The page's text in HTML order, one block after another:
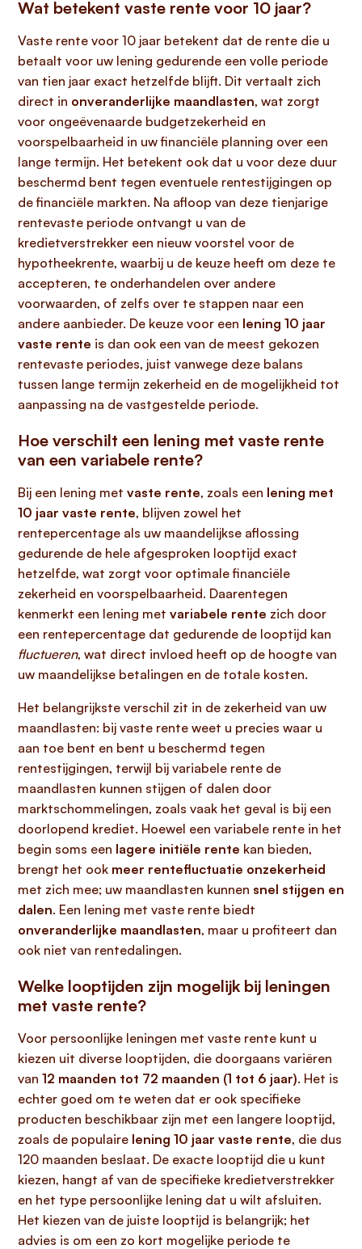
Wat betekent vaste rente voor 10 jaar?
Vaste rente voor 10 jaar betekent dat de rente die u
betaalt voor uw lening gedurende een volle periode
van tien jaar exact hetzelfde blijft. Dit vertaalt zich
direct in onveranderlijke maandlasten, wat zorgt
voor ongeëvenaarde budgetzekerheid en
voorspelbaarheid in uw financiële planning over een
lange termijn. Het betekent ook dat u voor deze duur
beschermd bent tegen eventuele rentestijgingen op
de financiële markten. Na afloop van deze tienjarige
rentevaste periode ontvangt u van de
kredietverstrekker een nieuw voorstel voor de
hypotheekrente, waarbij u de keuze heeft om deze te
accepteren, te onderhandelen over andere
voorwaarden, of zelfs over te stappen naar een
andere aanbieder. De keuze voor een lening 10 jaar
vaste rente is dan ook een van de meest gekozen
rentevaste periodes, juist vanwege deze balans
tussen lange termijn zekerheid en de mogelijkheid tot
aanpassing na de vastgestelde periode.
Hoe verschilt een lening met vaste rente
van een variabele rente?
Bij een lening met vaste rente, zoals een lening met
10 jaar vaste rente, blijven zowel het
rentepercentage als uw maandelijkse aflossing
gedurende de hele afgesproken looptijd exact
hetzelfde, wat zorgt voor optimale financiële
zekerheid en voorspelbaarheid. Daarentegen
kenmerkt een lening met variabele rente zich door
een rentepercentage dat gedurende de looptijd kan
fluctueren, wat direct invloed heeft op de hoogte van
uw maandelijkse betalingen en de totale kosten.
Het belangrijkste verschil zit in de zekerheid van uw
maandlasten: bij vaste rente weet u precies waar u
aan toe bent en bent u beschermd tegen
rentestijgingen, terwijl bij variabele rente de
maandlasten kunnen stijgen of dalen door
marktschommelingen, zoals vaak het geval is bij een
doorlopend krediet. Hoewel een variabele rente in het
begin soms een lagere initiële rente kan bieden,
brengt het ook meer rentefluctuatie onzekerheid
met zich mee; uw maandlasten kunnen snel stijgen en
dalen. Een lening met vaste rente biedt
onveranderlijke maandlasten, maar u profiteert dan
ook niet van rentedalingen.
Welke looptijden zijn mogelijk bij leningen
met vaste rente?
Voor persoonlijke leningen met vaste rente kunt u
kiezen uit diverse looptijden, die doorgaans variëren
van 12 maanden tot 72 maanden (1 tot 6 jaar). Het is
echter goed om te weten dat er ook specifieke
producten beschikbaar zijn met een langere looptijd,
zoals de populaire lening 10 jaar vaste rente, die dus
120 maanden beslaat. De exacte looptijd die u kunt
kiezen, hangt af van de specifieke kredietverstrekker
en het type persoonlijke lening dat u wilt afsluiten.
Het kiezen van de juiste looptijd is belangrijk; het
advies is om een zo kort mogelijke periode te